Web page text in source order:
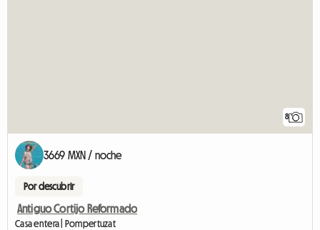
8
3669 MXN / noche
Por descubrir
Antiguo Cortijo Reformado
Casa entera | Pompertuzat